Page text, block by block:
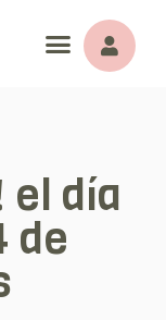
el día
de